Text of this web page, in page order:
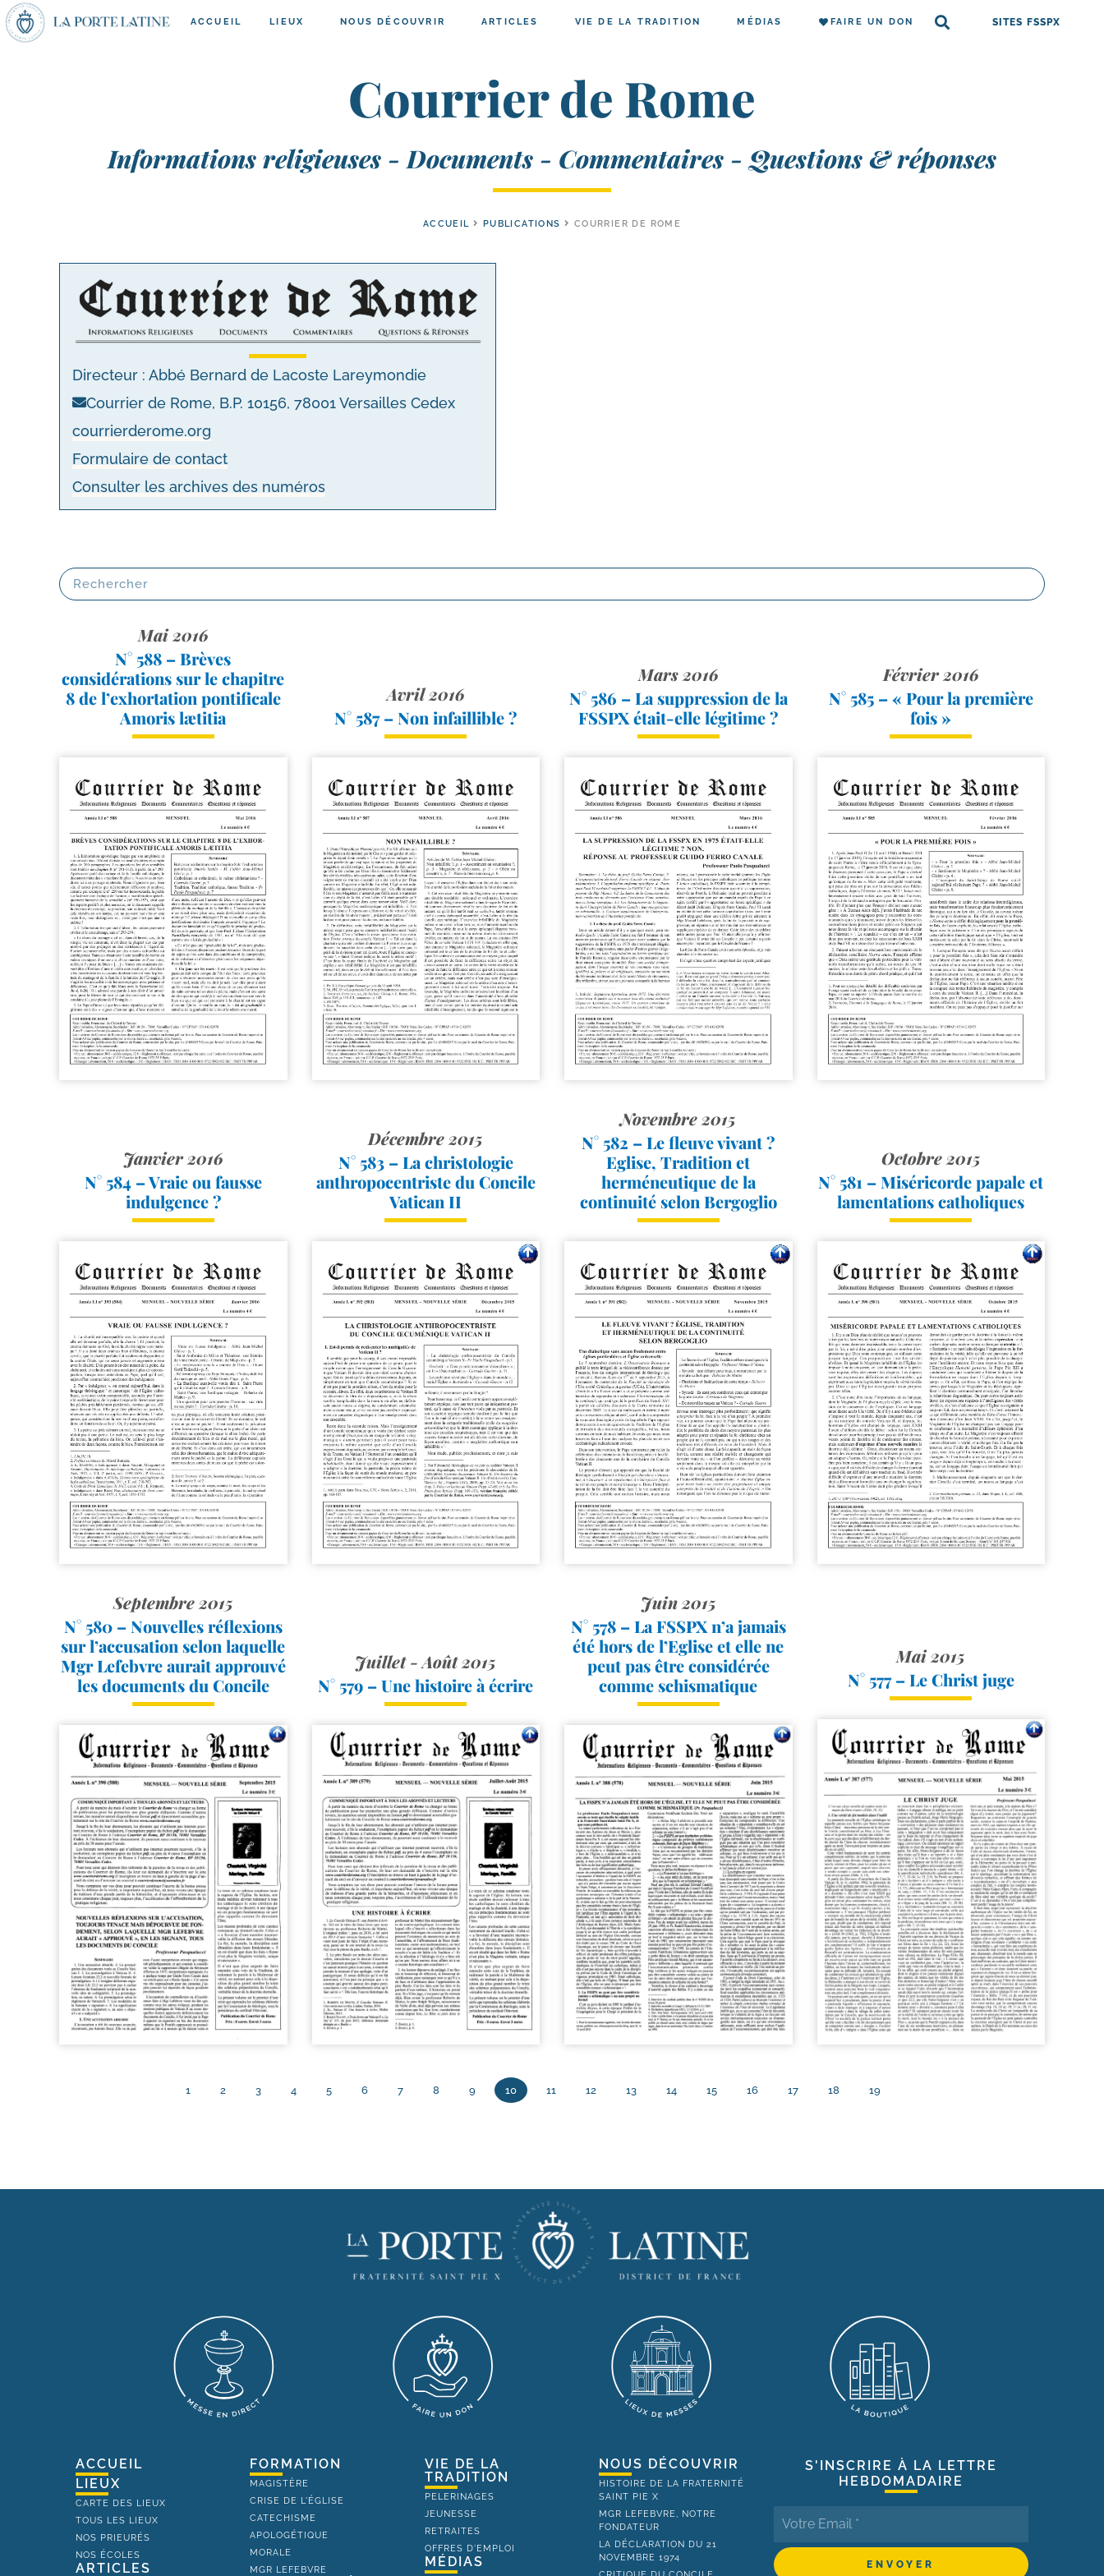
ACCUEIL LIEUX NOUS DÉCOUVRIR ARTICLES VIE DE LA TRADITION MÉDIAS FAIRE UN DON SITES FSSPX
Courrier de Rome
Informations religieuses - Documents - Commentaires - Questions & réponses
ACCUEIL PUBLICATIONS COURRIER DE ROME
Directeur : Abbé Bernard de Lacoste Lareymondie
Courrier de Rome, B.P. 10156, 78001 Versailles Cedex
cour​rier​de​rome​.org
Formulaire de contact
Consulter les archives des numéros
Mai 2016
N° 588 – Brèves
considérations sur le chapitre
8 de l’exhortation pontificale
Amoris lætitia
Avril 2016
N° 587 – Non infaillible ?
Mars 2016
N° 586 – La suppression de la
FSSPX était-​elle légitime ?
Février 2016
N° 585 – « Pour la première
fois »
Janvier 2016
N° 584 – Vraie ou fausse
indulgence ?
Décembre 2015
N° 583 – La christologie
anthropocentriste du Concile
Vatican II
Novembre 2015
N° 582 – Le fleuve vivant ?
Eglise, Tradition et
herméneutique de la
continuité selon Bergoglio
Octobre 2015
N° 581 – Miséricorde papale et
lamentations catholiques
Septembre 2015
N° 580 – Nouvelles réflexions
sur l’accusation selon laquelle
Mgr Lefebvre aurait approuvé
les documents du Concile
Juillet - Août 2015
N° 579 – Une histoire à écrire
Juin 2015
N° 578 – La FSSPX n’a jamais
été hors de l’Eglise et elle ne
peut pas être considérée
comme schismatique
Mai 2015
N° 577 – Le Christ juge
1 2 3 4 5 6 7 8 9 10 11 12 13 14 15 16 17 18 19
ACCUEIL
LIEUX
CARTE DES LIEUX
TOUS LES LIEUX
NOS PRIEURÉS
NOS ÉCOLES
ARTICLES
FORMATION
MAGISTÈRE
CRISE DE L'ÉGLISE
CATECHISME
APOLOGÉTIQUE
MORALE
MGR LEFEBVRE
VIE DE LA
TRADITION
PELERINAGES
JEUNESSE
RETRAITES
OFFRES D'EMPLOI
MÉDIAS
NOUS DÉCOUVRIR
HISTOIRE DE LA FRATERNITÉ
SAINT PIE X
MGR LEFEBVRE, NOTRE
FONDATEUR
LA DÉCLARATION DU 21
NOVEMBRE 1974
S'INSCRIRE À LA LETTRE
HEBDOMADAIRE